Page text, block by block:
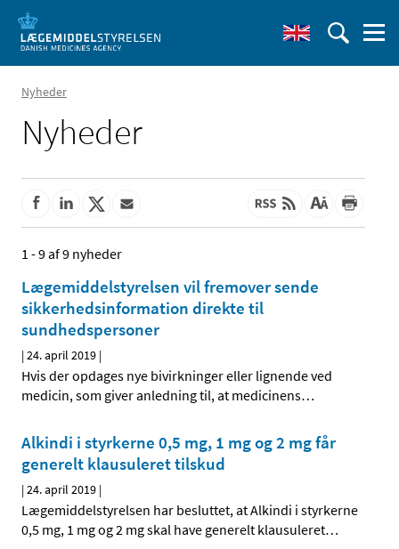
Nyheder
Nyheder
1 - 9 af 9 nyheder
Lægemiddelstyrelsen vil fremover sende
sikkerhedsinformation direkte til
sundhedspersoner
|24. april 2019 |
Hvis der opdages nye bivirkninger eller lignende ved
medicin, som giver anledning til, at medicinens…
Alkindi i styrkerne 0,5 mg, 1 mg og 2 mg får
generelt klausuleret tilskud
|24. april 2019 |
Lægemiddelstyrelsen har besluttet, at Alkindi i styrkerne
0,5 mg, 1 mg og 2 mg skal have generelt klausuleret…